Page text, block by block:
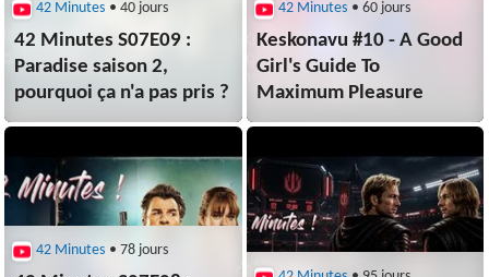
42 Minutes • 40 jours
42 Minutes S07E09 :
Paradise saison 2,
pourquoi ça n'a pas pris ?
42 Minutes • 60 jours
Keskonavu #10 - A Good
Girl's Guide To
Maximum Pleasure
42 Minutes • 78 jours